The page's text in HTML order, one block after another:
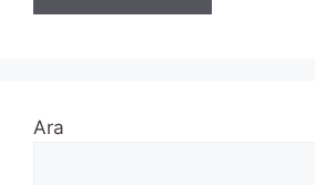
Ara